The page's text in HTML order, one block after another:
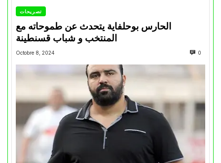
تصريحات
الحارس بوحلفاية يتحدث عن طموحاته مع
المنتخب و شباب قسنطينة
Octobre 8, 2024 0